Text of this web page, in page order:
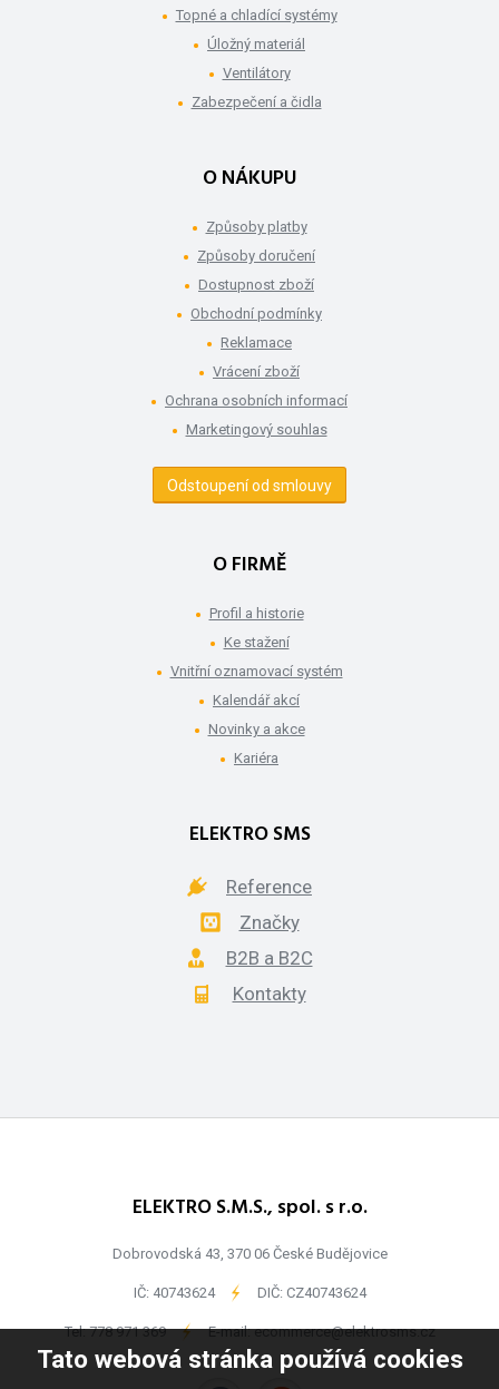
Tato webová stránka používá cookies
Topné a chladící systémy
Úložný materiál
Ventilátory
Zabezpečení a čidla
O NÁKUPU
Způsoby platby
Způsoby doručení
Dostupnost zboží
Obchodní podmínky
Reklamace
Vrácení zboží
Ochrana osobních informací
Marketingový souhlas
Odstoupení od smlouvy
O FIRMĚ
Profil a historie
Ke stažení
Vnitřní oznamovací systém
Kalendář akcí
Novinky a akce
Kariéra
ELEKTRO SMS
Reference
Značky
B2B a B2C
Kontakty
ELEKTRO S.M.S., spol. s r.o.
Dobrovodská 43, 370 06 České Budějovice
IČ: 40743624 - DIČ: CZ40743624
Tel:778 971 369 - E-mail:ecommerce@elektrosms.cz